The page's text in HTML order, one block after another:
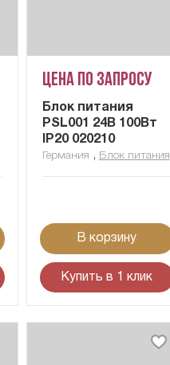
Цена по запросу
Блок питания
PSL001 24В 100Вт
IP20 020210
Германия , Блок питания
В корзину
Купить в 1 клик